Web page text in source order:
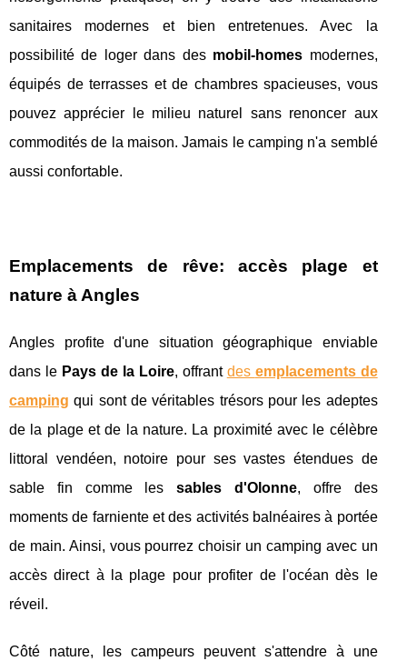
sanitaires modernes et bien entretenues. Avec la
possibilité de loger dans des mobil-homes modernes,
équipés de terrasses et de chambres spacieuses, vous
pouvez apprécier le milieu naturel sans renoncer aux
commodités de la maison. Jamais le camping n'a semblé
aussi confortable.
Emplacements de rêve: accès plage et
nature à Angles
Angles profite d'une situation géographique enviable
dans le Pays de la Loire, offrant des emplacements de
camping qui sont de véritables trésors pour les adeptes
de la plage et de la nature. La proximité avec le célèbre
littoral vendéen, notoire pour ses vastes étendues de
sable fin comme lessables d'Olonne, offre des
moments de farniente et des activités balnéaires à portée
de main. Ainsi, vous pourrez choisir un camping avec un
accès direct à la plage pour profiter de l'océan dès le
réveil.
Côté nature, les campeurs peuvent s'attendre à une